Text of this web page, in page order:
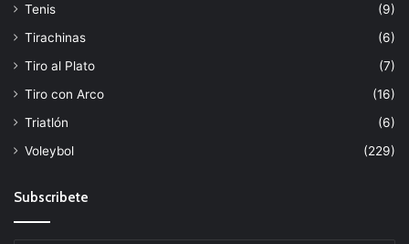
Tenis
(9)
Tirachinas
(6)
Tiro al Plato
(7)
Tiro con Arco
(16)
Triatlón
(6)
Voleybol
(229)
Subscribete